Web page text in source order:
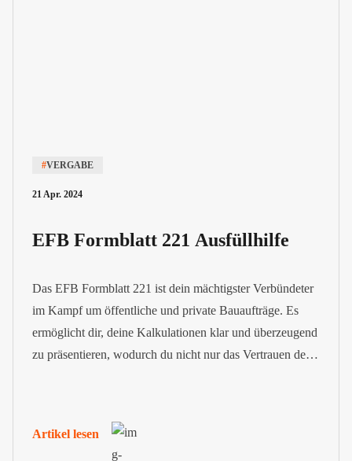
#VERGABE
21 Apr. 2024
EFB Formblatt 221 Ausfüllhilfe
Das EFB Formblatt 221 ist dein mächtigster Verbündeter
im Kampf um öffentliche und private Bauaufträge. Es
ermöglicht dir, deine Kalkulationen klar und überzeugend
zu präsentieren, wodurch du nicht nur das Vertrauen der
gerechtfertigte Nachträge legst.
Artikel lesen